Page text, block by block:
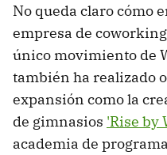
No queda claro cómo
empresa de
único movimiento de
también ha realizado
expansión como la
de gimnasios 'Rise by
academia de